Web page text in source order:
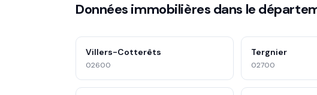
Données immobilières dans le
Villers-Cotterêts
02600
Tergnier
02700